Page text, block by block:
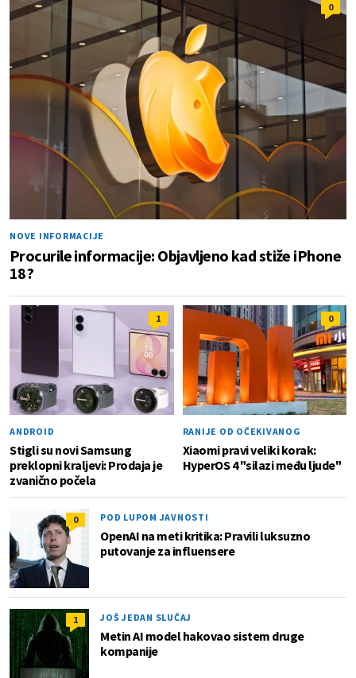
0
NOVE INFORMACIJE
Procurile informacije: Objavljeno kad stiže iPhone
18?
1
ANDROID
Stigli su novi Samsung
preklopni kraljevi: Prodaja je
zvanično počela
0
RANIJE OD OČEKIVANOG
Xiaomi pravi veliki korak:
HyperOS 4 "silazi među ljude"
0 POD LUPOM JAVNOSTI
OpenAI na meti kritika: Pravili luksuzno
putovanje za influensere
1 JOŠ JEDAN SLUČAJ
Metin AI model hakovao sistem druge
kompanije